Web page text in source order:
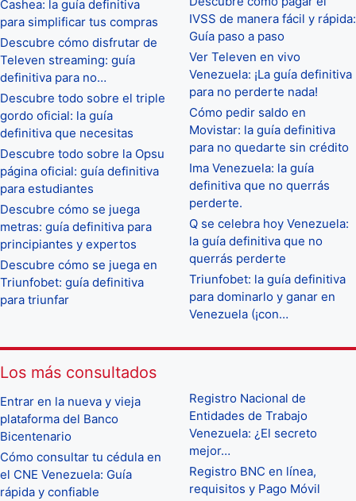
Cashea: la guía definitiva
para simplificar tus compras
Descubre cómo disfrutar de
Televen streaming: guía
definitiva para no…
Descubre todo sobre el triple
gordo oficial: la guía
definitiva que necesitas
Descubre todo sobre la Opsu
página oficial: guía definitiva
para estudiantes
Descubre cómo se juega
metras: guía definitiva para
principiantes y expertos
Descubre cómo se juega en
Triunfobet: guía definitiva
para triunfar
IVSS de manera fácil y rápida:
Guía paso a paso
Ver Televen en vivo
Venezuela: ¡La guía definitiva
para no perderte nada!
Cómo pedir saldo en
Movistar: la guía definitiva
para no quedarte sin crédito
Ima Venezuela: la guía
definitiva que no querrás
perderte.
Q se celebra hoy Venezuela:
la guía definitiva que no
querrás perderte
Triunfobet: la guía definitiva
para dominarlo y ganar en
Venezuela (¡con…
Los más consultados
Entrar en la nueva y vieja
plataforma del Banco
Bicentenario
Cómo consultar tu cédula en
el CNE Venezuela: Guía
rápida y confiable
Registro Nacional de
Entidades de Trabajo
Venezuela: ¿El secreto
mejor…
Registro BNC en línea,
requisitos y Pago Móvil